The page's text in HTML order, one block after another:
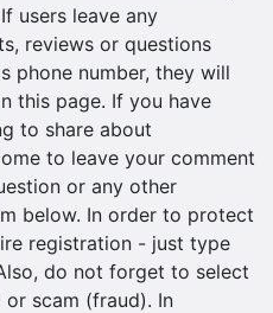
users leave any
reviews or questions
phone number, they will
this page. If you have
to share about
to leave your comment
or any other
below. In order to protect
registration - just type
do not forget to select
or scam (fraud). In